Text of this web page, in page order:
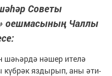
Советы
оешмасының Чаллы
шәһәрдә нәшер ителә
күбрәк яздырып, аны әти-